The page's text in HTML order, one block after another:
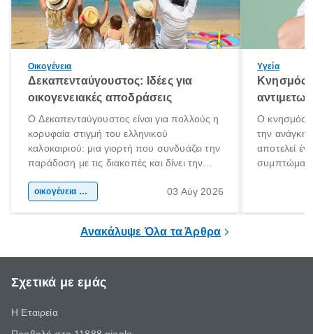
Οικογένεια
Δεκαπενταύγουστος: Ιδέες για
οικογενειακές αποδράσεις
Ο Δεκαπενταύγουστος είναι για πολλούς η
κορυφαία στιγμή του ελληνικού
καλοκαιριού: μια γιορτή που συνδυάζει την
παράδοση με τις διακοπές και δίνει την
χώρας. Είτε πρόκειται για λίγες μέρες
οικογένεια & παιδί 03 Αύγ 2026
Υγεία
Κνησμός:
Ο κνησμός
την ανάγκη
αποτελεί
Ανακάλυψε Όλα τα Άρθρα
Σχετικά με εμάς
Η Εταιρεία